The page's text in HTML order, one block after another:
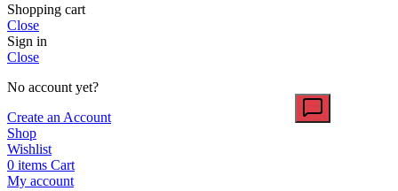
Shopping cart
Close
Sign in
Close
No account yet?
Create an Account
Shop
Wishlist
0 items Cart
My account